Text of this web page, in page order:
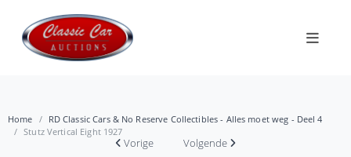
Home
RD Classic Cars & No Reserve Collectibles - Alles moet weg - Deel 4
Stutz Vertical Eight 1927
Vorige Volgende